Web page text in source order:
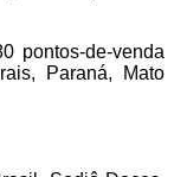
pontos-de-venda
Paraná, Mato